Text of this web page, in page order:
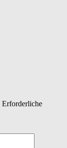
Erforderliche